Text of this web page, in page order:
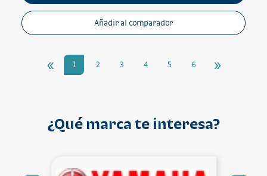
Añadir al comparador
« 1 2 3 4 5 6 »
¿Qué marca te interesa?